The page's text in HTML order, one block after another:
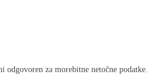
odgovoren za morebitne netočne podatke.